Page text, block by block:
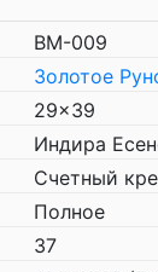
ВМ-009
Золотое
29x39
Индира
Счетный
Полное
37